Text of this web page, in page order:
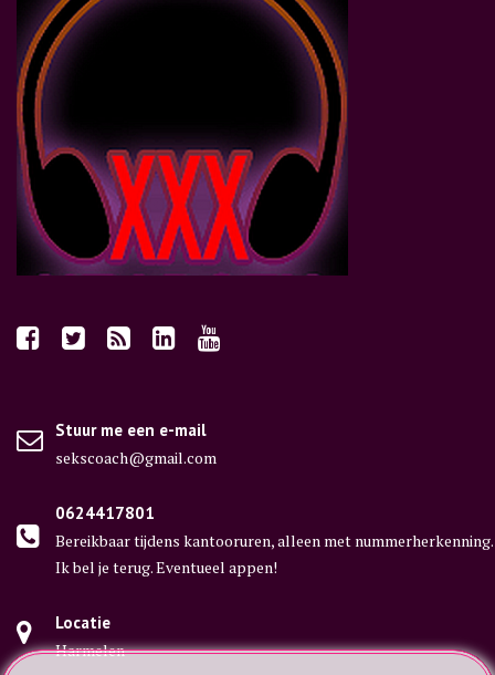
Stuur me een e-mail
sekscoach@gmail.com
0624417801
Bereikbaar tijdens kantooruren, alleen met nummerherkenning.
Ik bel je terug. Eventueel appen!
Locatie
Harmelen